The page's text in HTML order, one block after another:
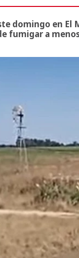
domingo en El
fumigar a